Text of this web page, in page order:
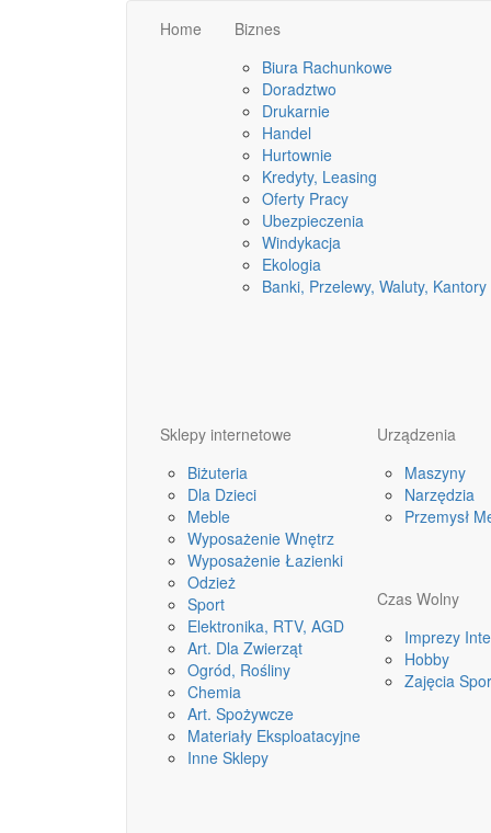
Home
Biznes
Biura Rachunkowe
Doradztwo
Drukarnie
Handel
Hurtownie
Kredyty, Leasing
Oferty Pracy
Ubezpieczenia
Windykacja
Ekologia
Banki, Przelewy, Waluty, Kantory
Sklepy internetowe
Biżuteria
Dla Dzieci
Meble
Wyposażenie Wnętrz
Wyposażenie Łazienki
Odzież
Sport
Elektronika, RTV, AGD
Art. Dla Zwierząt
Ogród, Rośliny
Chemia
Art. Spożywcze
Materiały Eksploatacyjne
Inne Sklepy
Urządzenia
Maszyny
Narzędzia
Przemysł
Czas Wolny
Imprezy
Hobby
Zajęcia